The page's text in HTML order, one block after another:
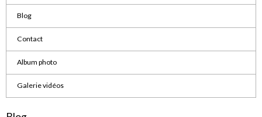
Blog
Contact
Album photo
Galerie vidéos